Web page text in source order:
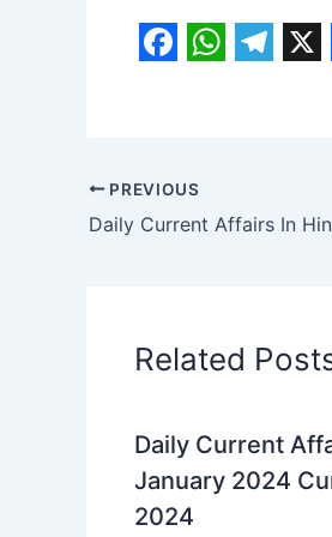
e
b
k
t
s
p
g
m
PREVIOUS
Related
Daily Current
January 2024
2024